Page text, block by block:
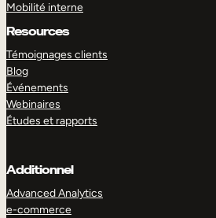
Mobilité interne
Resources
Témoignages clients
Blog
Événements
Webinaires
Études et rapports
Additionnel
Advanced Analytics
e-commerce